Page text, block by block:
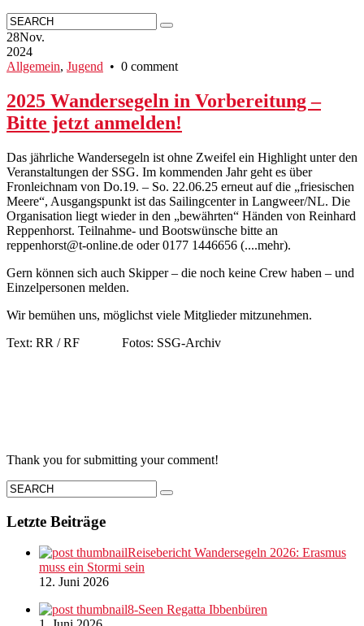
28Nov.
2024
Allgemein, Jugend • 0 comment
2025 Wandersegeln in Vorbereitung –
Bitte jetzt anmelden!
Das jährliche Wandersegeln ist ohne Zweifel ein Highlight unter den
Veranstaltungen der SSG. Im kommenden Jahr geht es über
Fronleichnam von Do.19. – So. 22.06.25 erneut auf die „friesischen
Meere“, Ausgangspunkt ist das Sailingcenter in Langweer/NL. Die
Organisation liegt wieder in den „bewährten“ Händen von Reinhard
Reppenhorst. Teilnahme- und Bootswünsche bitte an
reppenhorst@t-online.de oder 0177 1446656 (....mehr).
Gern können sich auch Skipper – die noch keine Crew haben – und
Einzelpersonen melden.
Wir bemühen uns, möglichst viele Mitglieder mitzunehmen.
Text: RR / RF Fotos: SSG-Archiv
Thank you for submitting your comment!
Letzte Beiträge
Reisebericht Wandersegeln 2026: Erasmus
muss ein Stormi sein
12. Juni 2026
8-Seen Regatta Ibbenbüren